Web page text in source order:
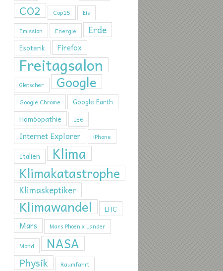
CO2 Cop15 Eis
Emission Energie Erde
Esoterik Firefox
Freitagsalon
Gletscher Google
Google Chrome Google Earth
Homöopathie IE6
Internet Explorer iPhone
Italien Klima
Klimakatastrophe
Klimaskeptiker
Klimawandel LHC
Mars Mars Phoenix Lander
Mond NASA
Physik Raumfahrt